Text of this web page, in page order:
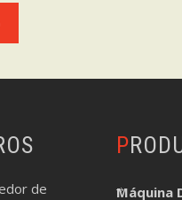
de Máquina